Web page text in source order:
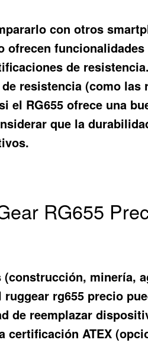
con otros
ofrecen
de
resistencia (como
el RG655 ofrece una
que la
RG655
minería,
rg655 precio
de reemplazar
ATEX